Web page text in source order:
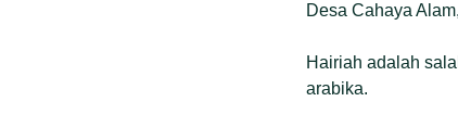
Desa Cahaya
Hairiah adalah
arabika.